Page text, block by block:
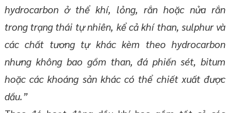
hydrocarbon ở thể khí, lỏng, rắn hoặc nửa rắn
trong trạng thái tự nhiên, kể cả khí than, sulphur và
các chất tương tự khác kèm theo hydrocarbon
nhưng không bao gồm than, đá phiến sét, bitum
hoặc các khoáng sản khác có thể chiết xuất được
dầu.”